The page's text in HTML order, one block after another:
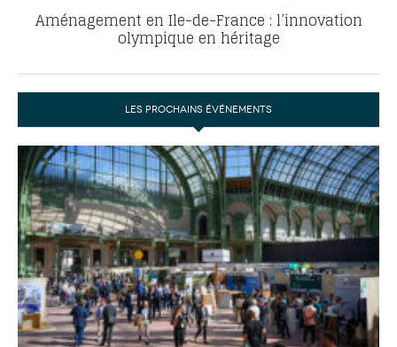
Aménagement en Ile-de-France : l’innovation
olympique en héritage
LES PROCHAINS ÉVÉNEMENTS